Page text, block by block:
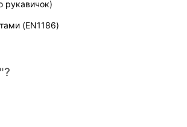
рукавичок)
(EN1186)